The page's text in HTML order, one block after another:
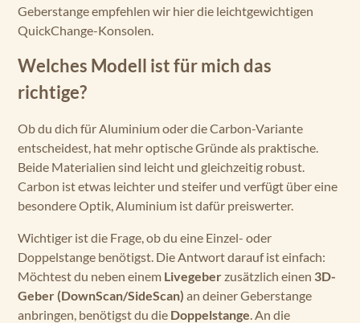
Geberstange empfehlen wir hier die leichtgewichtigen
QuickChange-Konsolen.
Welches Modell ist für mich das
richtige?
Ob du dich für Aluminium oder die Carbon-Variante
entscheidest, hat mehr optische Gründe als praktische.
Beide Materialien sind leicht und gleichzeitig robust.
Carbon ist etwas leichter und steifer und verfügt über eine
besondere Optik, Aluminium ist dafür preiswerter.
Wichtiger ist die Frage, ob du eine Einzel- oder
Doppelstange benötigst. Die Antwort darauf ist einfach:
Möchtest du neben einem Livegeberzusätzlich einen 3D-
Geber (DownScan/SideScan) an deiner Geberstange
anbringen, benötigst du die Doppelstange. An die